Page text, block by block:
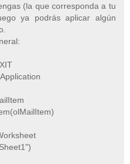
(la que corresponda a tu
ya podrás aplicar algún